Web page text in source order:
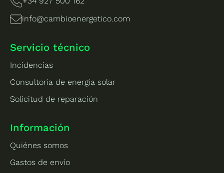
info@cambioenergetico.com
Servicio técnico
Incidencias
Consultoría de energía solar
Solicitud de reparación
Información
Quiénes somos
Gastos de envío